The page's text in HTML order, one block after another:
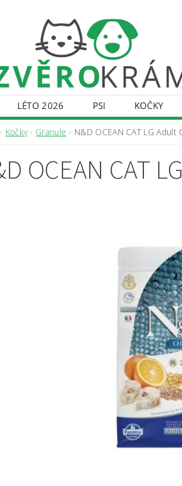
LÉTO 2026 PSI KOČKY
DOPRAVA A PLATBA
Kočky Granule N&D OCEAN CAT LG
OCEAN CAT